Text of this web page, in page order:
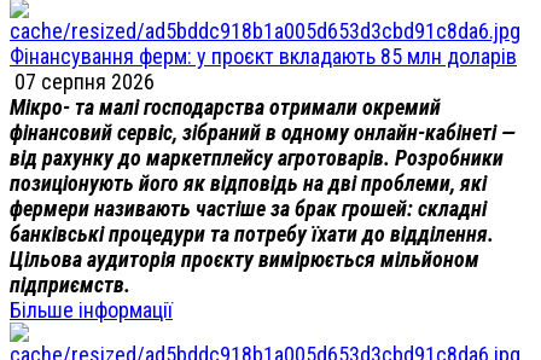
Фінансування ферм: у проєкт вкладають 85 млн доларів
07 серпня 2026
Мікро- та малі господарства отримали окремий
фінансовий сервіс, зібраний в одному онлайн-кабінеті —
від рахунку до маркетплейсу агротоварів. Розробники
позиціонують його як відповідь на дві проблеми, які
фермери називають частіше за брак грошей: складні
банківські процедури та потребу їхати до відділення.
Цільова аудиторія проєкту вимірюється мільйоном
підприємств.
Більше інформації